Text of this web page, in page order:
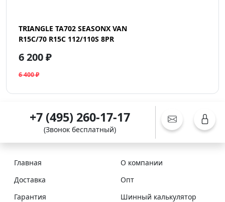
TRIANGLE TA702 SEASONX VAN
R15C/70 R15C 112/110S 8PR
6 200 ₽
6 400 ₽
+7 (495) 260-17-17
(Звонок бесплатный)
Главная
О компании
Доставка
Опт
Гарантия
Шинный калькулятор